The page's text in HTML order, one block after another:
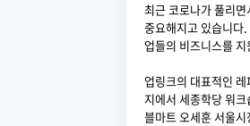
최근 코로나가 풀리
중요해지고 있습니다
업들의 비즈니스를
업링크의 대표적인
지에서 세종학당 워
블마트 오세훈 서울